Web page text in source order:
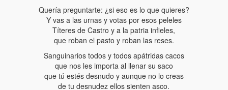
Quería preguntarte: ¿si eso es lo que quieres?
Y vas a las urnas y votas por esos peleles
Títeres de Castro y a la patria infieles,
que roban el pasto y roban las reses.
Sanguinarios todos y todos apátridas cacos
que nos les importa al llenar su saco
que tú estés desnudo y aunque no lo creas
de tu desnudez ellos sienten asco.